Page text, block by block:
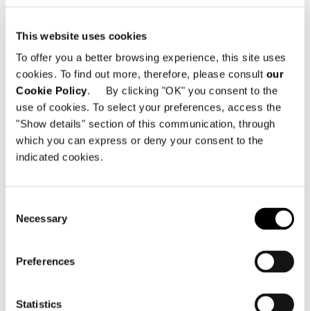
This website uses cookies
To offer you a better browsing experience, this site uses
cookies. To find out more, therefore, please consult our
Cookie Policy. By clicking "OK" you consent to the
use of cookies. To select your preferences, access the
"Show details" section of this communication, through
which you can express or deny your consent to the
indicated cookies.
Selection
Necessary
Preferences
Statistics
Projects